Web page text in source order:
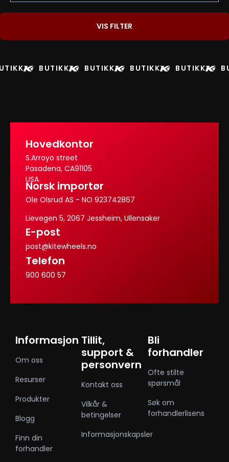
VIS FILTER
BUTIKK BUTIKK BUTIKK BUTIKK
Hovedkontor
S.Arroyo street
Pasadena, CA91105
USA
Norsk importør
Ole Olsrud AS - NO 923742867
Lievegen 5, 2067 Jessheim, Ullensaker
E-post
post@kitewheels.no
Telefon
900 600 57
Informasjon
Om oss
Resurser
Produkter
Blogg
Finn din
forhandler
Tillit,
support &
personvern
Kontakt oss
Vilkår &
betingelser
Informasjonskapsler
Bli
forhandler
Ofte stilte
spørsmål
Søk om
forhandlerlisens